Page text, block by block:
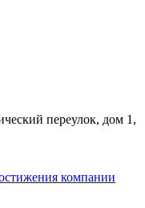
переулок, дом 1,
компании